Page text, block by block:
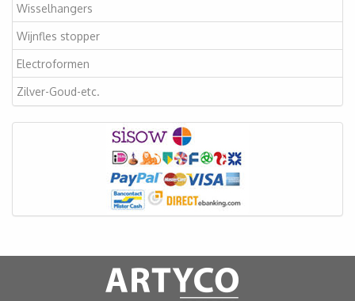
Wisselhangers
Wijnfles stopper
Electroformen
Zilver-Goud-etc.